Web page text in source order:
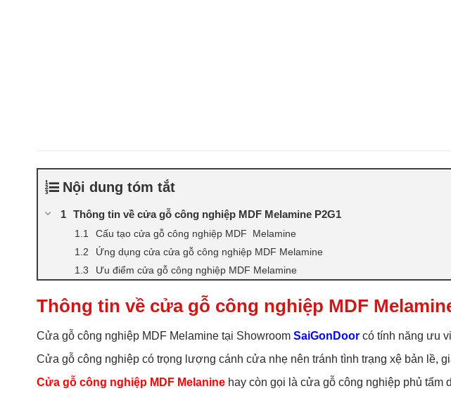
Nội dung tóm tắt
Thông tin về cửa gỗ công nghiệp MDF Melamine P2G1
Cấu tạo cửa gỗ công nghiệp MDF Melamine
Ứng dụng cửa cửa gỗ công nghiệp MDF Melamine
Ưu điểm cửa gỗ công nghiệp MDF Melamine
Thông tin về cửa gỗ công nghiệp MDF
Cửa gỗ công nghiệp MDF Melamine tại Showroom SaiGonDoor có tính năng ưu
Cửa gỗ công nghiệp có trọng lượng cánh cửa nhẹ nên tránh tình trạng xệ bản lề,
Cửa gỗ công nghiệp MDF Melanine hay còn gọi là cửa gỗ công nghiệp phủ tấm